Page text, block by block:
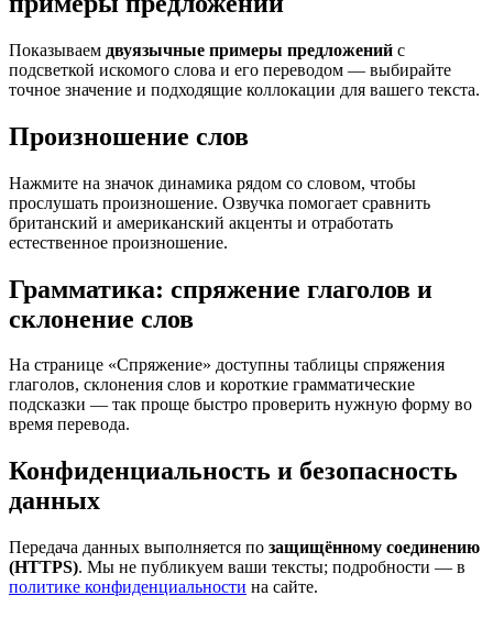
Показываем двуязычные примеры предложений с
подсветкой искомого слова и его переводом — выбирайте
точное значение и подходящие коллокации для вашего текста.
Произношение слов
Нажмите на значок динамика рядом со словом, чтобы
прослушать произношение. Озвучка помогает сравнить
британский и американский акценты и отработать
естественное произношение.
Грамматика: спряжение глаголов и
склонение слов
На странице «Спряжение» доступны таблицы спряжения
глаголов, склонения слов и короткие грамматические
подсказки — так проще быстро проверить нужную форму во
время перевода.
Конфиденциальность и безопасность
данных
Передача данных выполняется по защищённому соединению
(HTTPS). Мы не публикуем ваши тексты; подробности — в
политике конфиденциальности на сайте.